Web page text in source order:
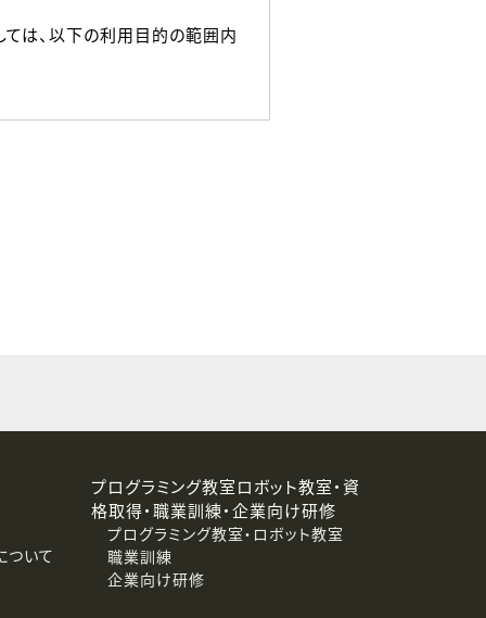
ては、以下の利用目的の範囲内
および第三者への提供停止）
ついて
プログラミング教室ロボット教室・資
格取得・職業訓練・企業向け研修
プログラミング教室・ロボット教室
職業訓練
企業向け研修